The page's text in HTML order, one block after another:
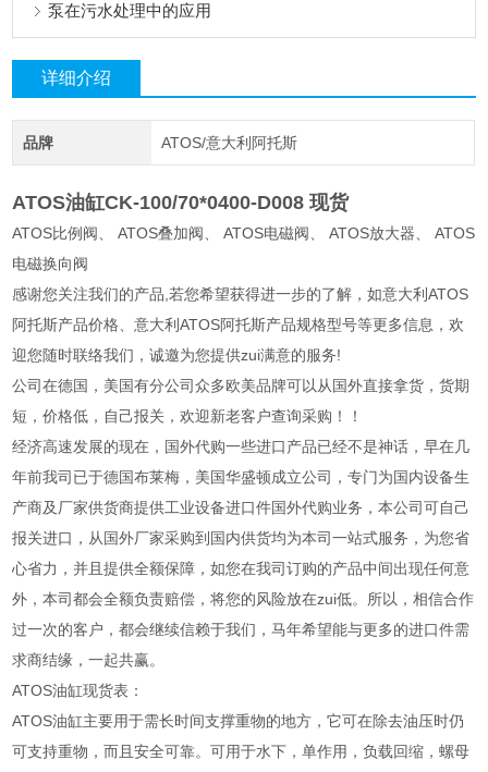
泵在污水处理中的应用
详细介绍
品牌 ATOS/意大利阿托斯
ATOS油缸CK-100/70*0400-D008 现货
ATOS比例阀、 ATOS叠加阀、 ATOS电磁阀、 ATOS放大器、 ATOS
电磁换向阀
感谢您关注我们的产品,若您希望获得进一步的了解，如意大利ATOS
阿托斯产品价格、意大利ATOS阿托斯产品规格型号等更多信息，欢
迎您随时联络我们，诚邀为您提供zui满意的服务!
公司在德国，美国有分公司众多欧美品牌可以从国外直接拿货，货期
短，价格低，自己报关，欢迎新老客户查询采购！！
经济高速发展的现在，国外代购一些进口产品已经不是神话，早在几
年前我司已于德国布莱梅，美国华盛顿成立公司，专门为国内设备生
产商及厂家供货商提供工业设备进口件国外代购业务，本公司可自己
报关进口，从国外厂家采购到国内供货均为本司一站式服务，为您省
心省力，并且提供全额保障，如您在我司订购的产品中间出现任何意
外，本司都会全额负责赔偿，将您的风险放在zui低。所以，相信合作
过一次的客户，都会继续信赖于我们，马年希望能与更多的进口件需
求商结缘，一起共赢。
ATOS油缸现货表：
ATOS油缸主要用于需长时间支撑重物的地方，它可在除去油压时仍
可支持重物，而且安全可靠。可用于水下，单作用，负载回缩，螺母